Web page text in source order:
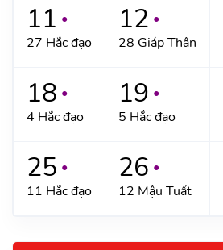
11 ●
27 Hắc đạo
12 ●
28 Giáp Thân
18 ●
4 Hắc đạo
19 ●
5 Hắc đạo
25 ●
11 Hắc đạo
26 ●
12 Mậu Tuất